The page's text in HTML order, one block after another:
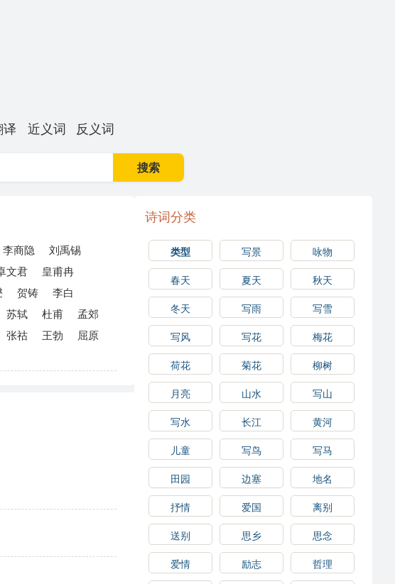
近义词 反义词
搜索
李商隐
刘禹锡
文君
皇甫冉
贺铸
李白
苏轼 杜甫
孟郊
张祜 王勃
屈原
诗词分类
类型 写景
咏物
春天
夏天
秋天
冬天
写雨
写雪
写风
写花
梅花
荷花
菊花
柳树
月亮
山水
写山
写水
长江
黄河
儿童
写鸟
写马
田园
边塞
地名
抒情
爱国
离别
送别
思乡
思念
爱情
励志
哲理